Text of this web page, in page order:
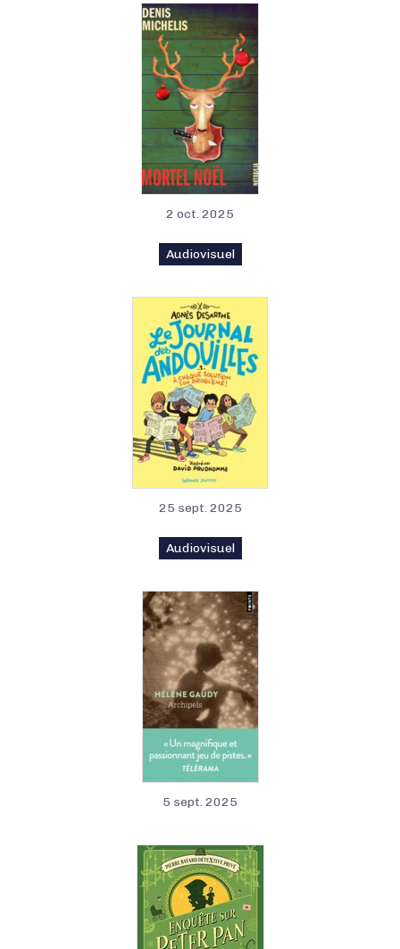
2 oct. 2025
Audiovisuel
25 sept. 2025
Audiovisuel
5 sept. 2025